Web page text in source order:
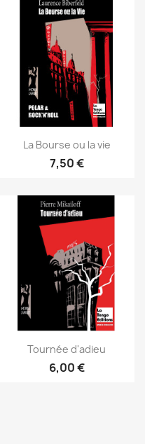
La Bourse ou la vie
7,50 €
Tournée d'adieu
6,00 €